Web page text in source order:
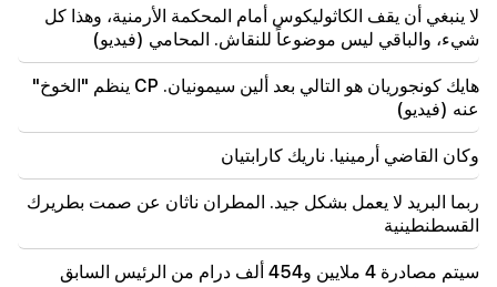
تفاصيل جديدة من القتال في دشتافان. هناك اعتقالات
16:00
غدًا لن يكون هناك ضوء لفترة طويلة في عدد من العناوين
في يريفان والمرزيس
15:34
المشكلة الرئيسية لأرمينيا ليست نيكولية فقط. مع
شارمازان
حالة الطوارئ في سيفان. تفاصيل:
لا ينبغي أن يقف الكاثوليكوس أمام المحكمة الأرمنية، وهذا كل
شيء، والباقي ليس موضوعاً للنقاش. المحامي (فيديو)
هايك كونجوريان هو التالي بعد ألين سيمونيان. CP ينظم "الخوخ"
عنه (فيديو)
وكان القاضي أرمينيا. ناريك كارابتيان
ربما البريد لا يعمل بشكل جيد. المطران ناثان عن صمت بطريرك
القسطنطينية
سيتم مصادرة 4 ملايين و454 ألف درام من الرئيس السابق